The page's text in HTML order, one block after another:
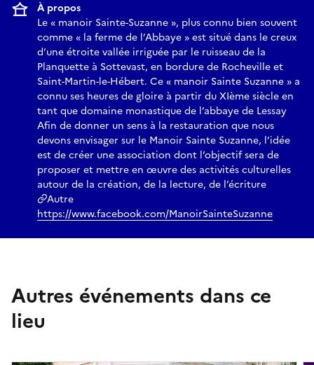
À propos
Le « manoir Sainte-Suzanne », plus connu bien souvent
comme « la ferme de l’Abbaye » est situé dans le creux
d’une étroite vallée irriguée par le ruisseau de la
Planquette à Sottevast, en bordure de Rocheville et
Saint-Martin-le-Hébert. Ce « manoir Sainte Suzanne » a
connu ses heures de gloire à partir du XIème siècle en
tant que domaine monastique de l’abbaye de Lessay
Afin de donner un sens à la restauration que nous
devons envisager sur le Manoir Sainte Suzanne, l’idée
est de créer une association dont l’objectif sera de
proposer et mettre en œuvre des activités culturelles
autour de la création, de la lecture, de l’écriture
Autre
https://www.facebook.com/ManoirSainteSuzanne
Autres événements dans ce
lieu